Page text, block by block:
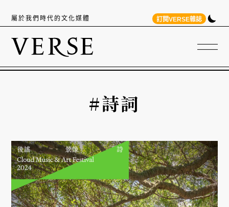
屬於我們時代的文化媒體 訂閱VERSE雜誌
#詩詞